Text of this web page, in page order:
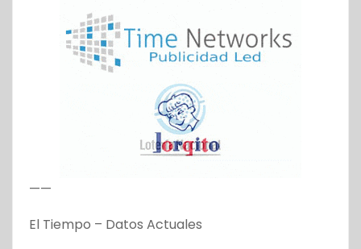
——
El Tiempo – Datos Actuales